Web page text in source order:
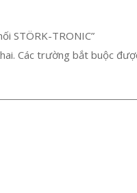
STÖRK-TRONIC”
Các trường bắt buộc